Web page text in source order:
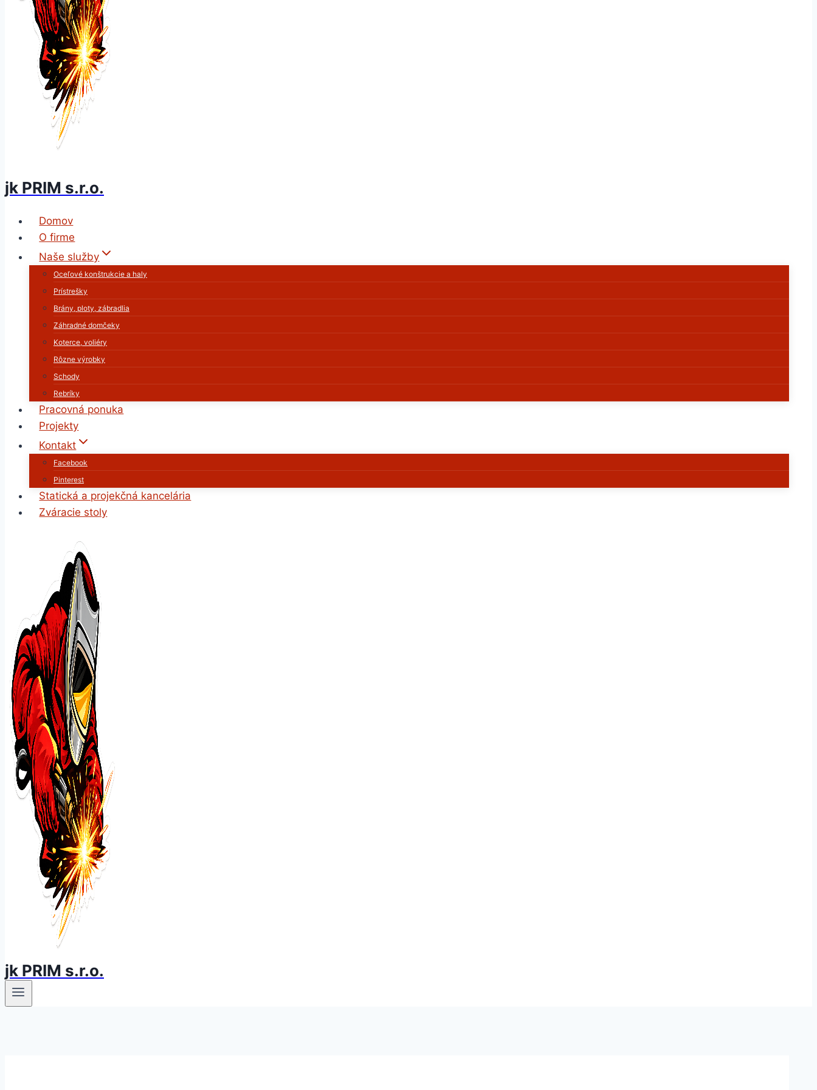
jk PRIM s.r.o.
Domov
O firme
Naše služby
Oceľové konštrukcie a haly
Prístrešky
Brány, ploty, zábradlia
Záhradné domčeky
Koterce, voliéry
Rôzne výrobky
Schody
Rebríky
Pracovná ponuka
Projekty
Kontakt
Facebook
Pinterest
Statická a projekčná kancelária
Zváracie stoly
jk PRIM s.r.o.